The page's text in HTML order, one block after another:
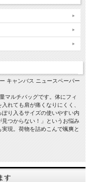
キャンバス ニュースペーパー
マルチバッグです。体にフィ
れても肩が痛くなりにくく、
り入るサイズの使いやすい内
つからない！」というお悩み
現。荷物を詰めこんで颯爽と
す